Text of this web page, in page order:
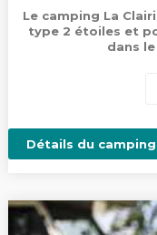
Le camping La
type 2 étoiles et
dans
Détails du camping